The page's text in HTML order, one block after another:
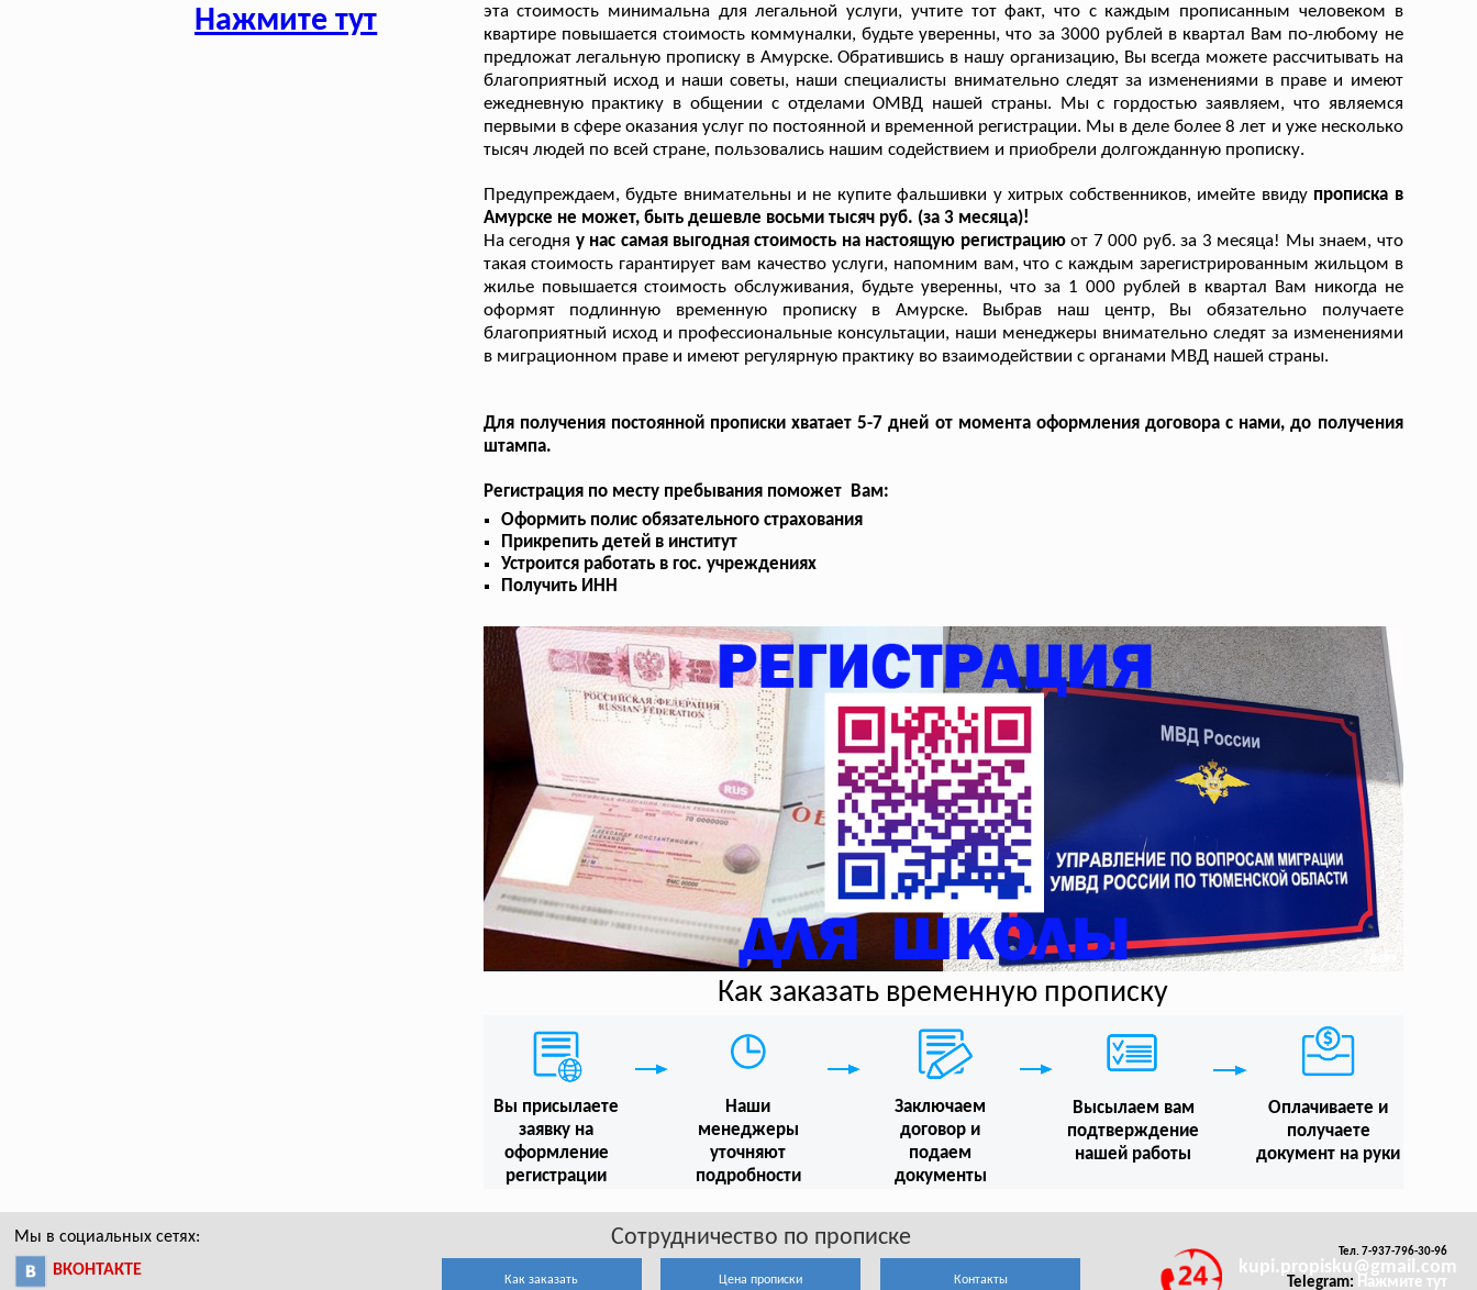
Нажмите тут
эта стоимость минимальна для легальной услуги, учтите тот факт, что с каждым прописанным человеком в
квартире повышается стоимость коммуналки, будьте уверенны, что за 3000 рублей в квартал Вам по-любому не
предложат легальную прописку в Амурске. Обратившись в нашу организацию, Вы всегда можете рассчитывать на
благоприятный исход и наши советы, наши специалисты внимательно следят за изменениями в праве и имеют
ежедневную практику в общении с отделами ОМВД нашей страны. Мы с гордостью заявляем, что являемся
первыми в сфере оказания услуг по постоянной и временной регистрации. Мы в деле более 8 лет и уже несколько
тысяч людей по всей стране, пользовались нашим содействием и приобрели долгожданную прописку.
Предупреждаем, будьте внимательны и не купите фальшивки у хитрых собственников, имейте ввиду прописка в
Амурске не может, быть дешевле восьми тысяч руб. (за 3 месяца)!
На сегодня у нас самая выгодная стоимость на настоящую регистрациюот 7 000 руб. за 3 месяца! Мы знаем, что
такая стоимость гарантирует вам качество услуги, напомним вам, что с каждым зарегистрированным жильцом в
жилье повышается стоимость обслуживания, будьте уверенны, что за 1 000 рублей в квартал Вам никогда не
оформят подлинную временную прописку в Амурске. Выбрав наш центр, Вы обязательно получаете
благоприятный исход и профессиональные консультации, наши менеджеры внимательно следят за изменениями
в миграционном праве и имеют регулярную практику во взаимодействии с органами МВД нашей страны.
Для получения постоянной прописки хватает 5-7 дней от момента оформления договора с нами, до получения
штампа.
Регистрация по месту пребывания поможет Вам:
Оформить полис обязательного страхования
Прикрепить детей в институт
Устроится работать в гос. учреждениях
Получить ИНН
Как заказать временную прописку
Вы присылаете
заявку на
оформление
регистрации
Наши
менеджеры
уточняют
подробности
Заключаем
договор и
подаем
документы
Высылаем вам
подтверждение
нашей работы
Оплачиваете и
получаете
документ на руки
Мы в социальных сетях:
ВКОНТАКТЕ
Сотрудничество по прописке
Как заказать Цена прописки Контакты
Тел. 7-937-796-30-96
kupi.propisku@gmail.com
Telegram: Нажмите тут